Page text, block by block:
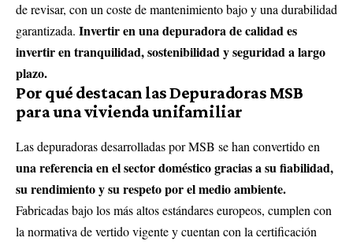
de revisar, con un coste de mantenimiento bajo y una durabilidad
garantizada. Invertir en una depuradora de calidad es
invertir en tranquilidad, sostenibilidad y seguridad a largo
plazo.
Por qué destacan las Depuradoras MSB
para una vivienda unifamiliar
Las depuradoras desarrolladas por MSB se han convertido en
una referencia en el sector doméstico gracias a su fiabilidad,
su rendimiento y su respeto por el medio ambiente.
Fabricadas bajo los más altos estándares europeos, cumplen con
la normativa de vertido vigente y cuentan con la certificación